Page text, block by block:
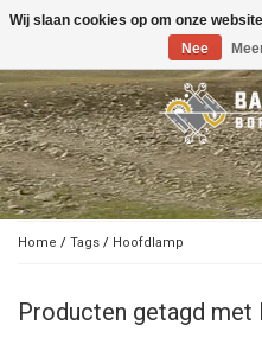
Toggle
Home / Tags / Hoofdlamp
Producten getagd met
Wij slaan cookies op om onze
Nee